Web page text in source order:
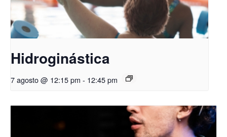
Hidroginástica
7 agosto @ 12:15 pm - 12:45 pm